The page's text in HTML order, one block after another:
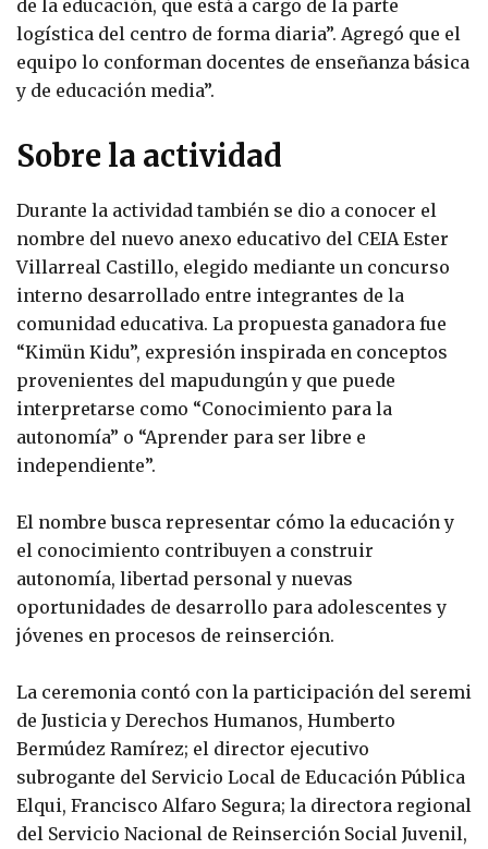
de la educación, que está a cargo de la parte
logística del centro de forma diaria”. Agregó que el
equipo lo conforman docentes de enseñanza básica
y de educación media”.
Sobre la actividad
Durante la actividad también se dio a conocer el
nombre del nuevo anexo educativo del CEIA Ester
Villarreal Castillo, elegido mediante un concurso
interno desarrollado entre integrantes de la
comunidad educativa. La propuesta ganadora fue
“Kimün Kidu”, expresión inspirada en conceptos
provenientes del mapudungún y que puede
interpretarse como “Conocimiento para la
autonomía” o “Aprender para ser libre e
independiente”.
El nombre busca representar cómo la educación y
el conocimiento contribuyen a construir
autonomía, libertad personal y nuevas
oportunidades de desarrollo para adolescentes y
jóvenes en procesos de reinserción.
La ceremonia contó con la participación del seremi
de Justicia y Derechos Humanos, Humberto
Bermúdez Ramírez; el director ejecutivo
subrogante del Servicio Local de Educación Pública
Elqui, Francisco Alfaro Segura; la directora regional
del Servicio Nacional de Reinserción Social Juvenil,